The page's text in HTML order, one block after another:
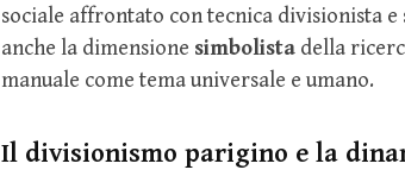
sociale affrontato con tecnica divisionista
anche la dimensione simbolista della
manuale come tema universale e umano.
Il divisionismo parigino e la